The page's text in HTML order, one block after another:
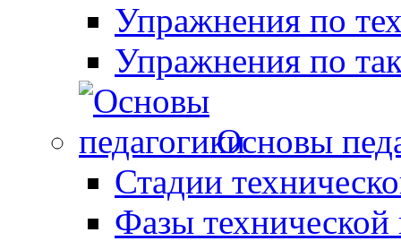
Упражнения по
Упражнения по
Основы
Стадии
Фазы технической